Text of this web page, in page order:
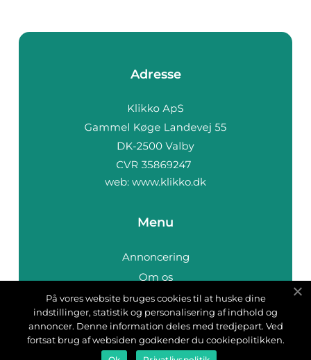
Adresse
web: www.klikko.dk
Menu
Annoncering
Om os
Cookies
Kontakt os
Sitemap
På vores website bruges cookies til at huske dine
indstillinger, statistik og personalisering af indhold og
annoncer. Denne information deles med tredjepart. Ved
fortsat brug af websiden godkender du cookiepolitikken.